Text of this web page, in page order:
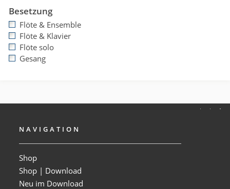
Besetzung
Flöte & Ensemble
Flöte & Klavier
Flöte solo
Gesang
NAVIGATION
Shop
Shop | Download
Neu im Download